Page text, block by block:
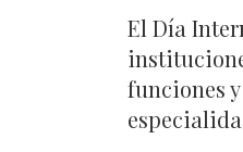
El Día
funciones